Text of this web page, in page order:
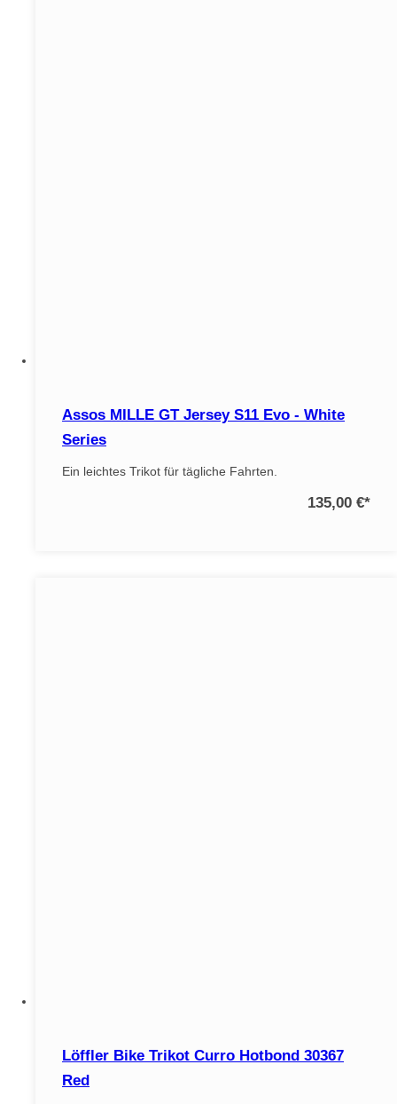
Assos MILLE GT Jersey S11 Evo - White
Series
Ein leichtes Trikot für tägliche Fahrten.
135,00 €*
Löffler Bike Trikot Curro Hotbond 30367
Red